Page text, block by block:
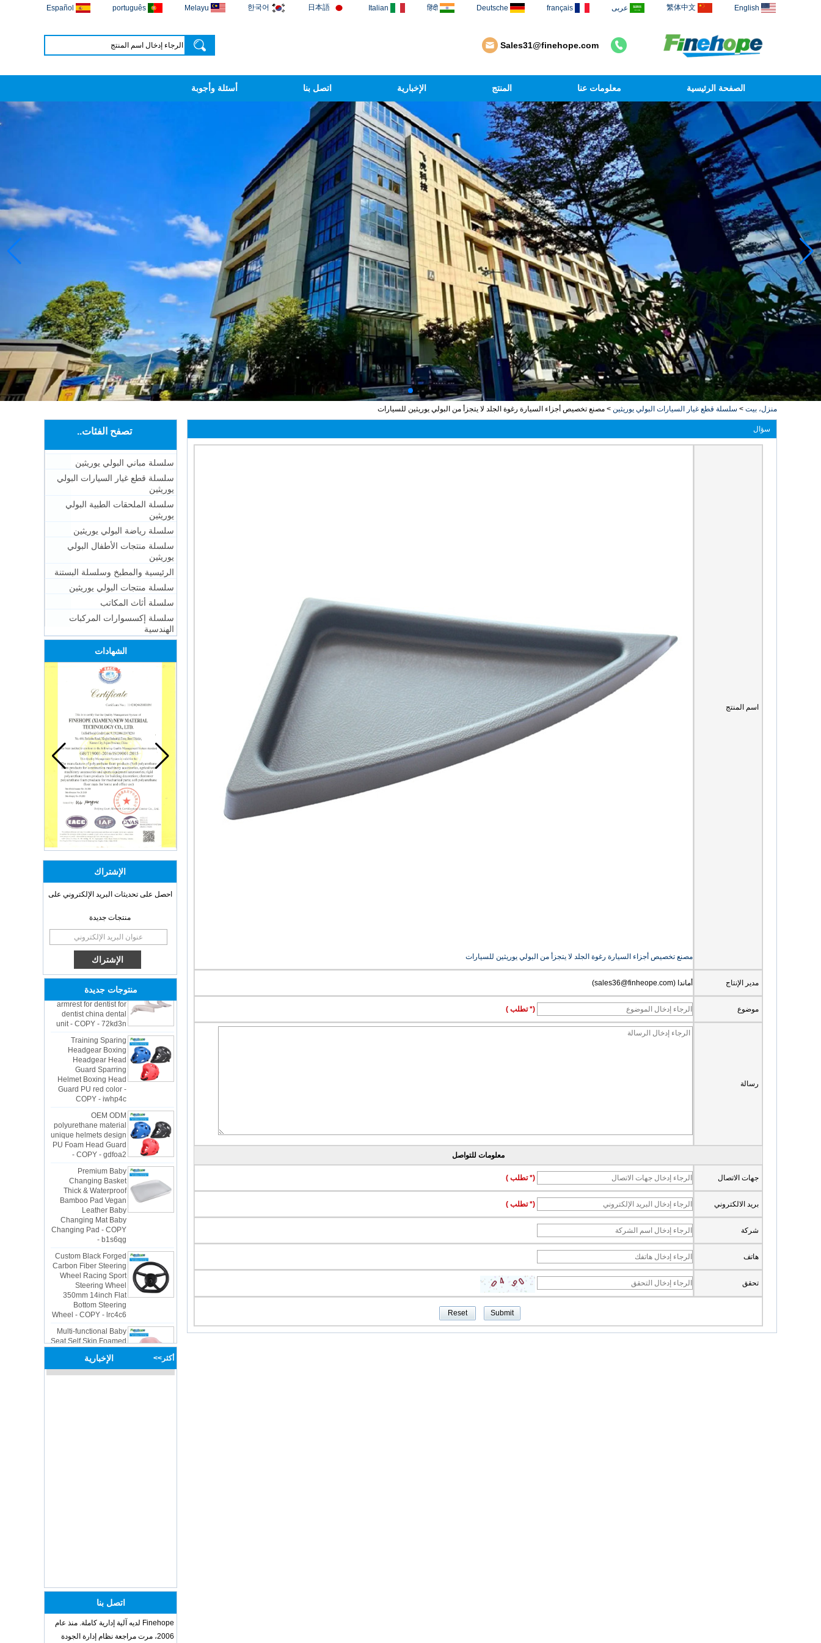
English
繁体中文 عربى français
Deutsche
हिंदी
Italian
日本語
한국어
Melayu
português
Español
Sales31@finehope.com
الصفحة الرئيسية معلومات عنا المنتج الإخبارية اتصل بنا أسئلة وأجوبة
منزل، بيت > سلسلة قطع غيار السيارات البولي يوريثين > مصنع تخصيص أجزاء السيارة رغوة الجلد لا يتجزأ من البولي يوريثين للسيارات
تصفح الفئات..
سلسلة مباني البولي يوريثين
سلسلة قطع غيار السيارات البولي
يوريثين
سلسلة الملحقات الطبية البولي
يوريثين
سلسلة رياضة البولي يوريثين
سلسلة منتجات الأطفال البولي
يوريثين
الرئيسية والمطبخ وسلسلة البستنة
سلسلة منتجات البولي يوريثين
سلسلة أثاث المكاتب
سلسلة إكسسوارات المركبات
الهندسية
الشهادات
الإشتراك
احصل على تحديثات البريد الإلكتروني على
منتجات جديدة
منتوجات جديدة
OEM ODM
unique helmets 2025
design PU Foam Head
Guard - COPY - sbtssd
High quality factory
price Luxury two
armrest for dentist for
dentist china dental
unit - COPY - 72kd3n
Training Sparing
Headgear Boxing
Headgear Head
Guard Sparring
Helmet Boxing Head
Guard PU red color -
COPY - iwhp4c
OEM ODM
polyurethane material
unique helmets design
PU Foam Head Guard
- COPY - gdfoa2
Premium Baby
Changing Basket
Thick & Waterproof
Bamboo Pad Vegan
Leather Baby
Changing Mat Baby
Changing Pad - COPY
- b1s6qg
Custom Black Forged
Carbon Fiber Steering
Wheel Racing Sport
Steering Wheel
350mm 14inch Flat
Bottom Steering
Wheel - COPY - lrc4c6
Multi-functional Baby
Seat Self Skin Foamed
Portable The Baby
Floor Seat - COPY -
teg2uo
Headgear Head
Guard Sparring
Helmet Boxing Head
Guard PU red color -
COPY - iwhp4c
الإخبارية أكثر>>
اتصل بنا
Finehope لديه آلية إدارية كاملة. منذ عام
2006، مرت مراجعة نظام إدارة الجودة
سؤال
اسم المنتج
مصنع تخصيص أجزاء السيارة رغوة الجلد لا يتجزأ من البولي يوريثين للسيارات
مدير الإنتاج أماندا (sales36@finheope.com)
موضوع (* تطلب )
رسالة
معلومات للتواصل
جهات الاتصال (* تطلب )
بريد الالكتروني (* تطلب )
شركة
هاتف
تحقق